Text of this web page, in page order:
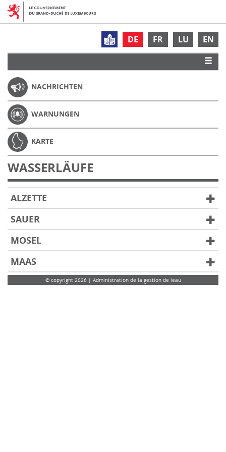
DE FR LU EN
NACHRICHTEN
WARNUNGEN
KARTE
WASSERLÄUFE
ALZETTE
SAUER
MOSEL
MAAS
© copyright 2026 | Administration de la gestion de leau